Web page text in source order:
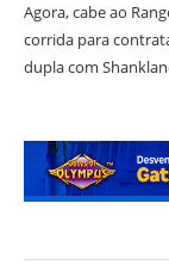
Agora, cabe ao
corrida para
dupla com